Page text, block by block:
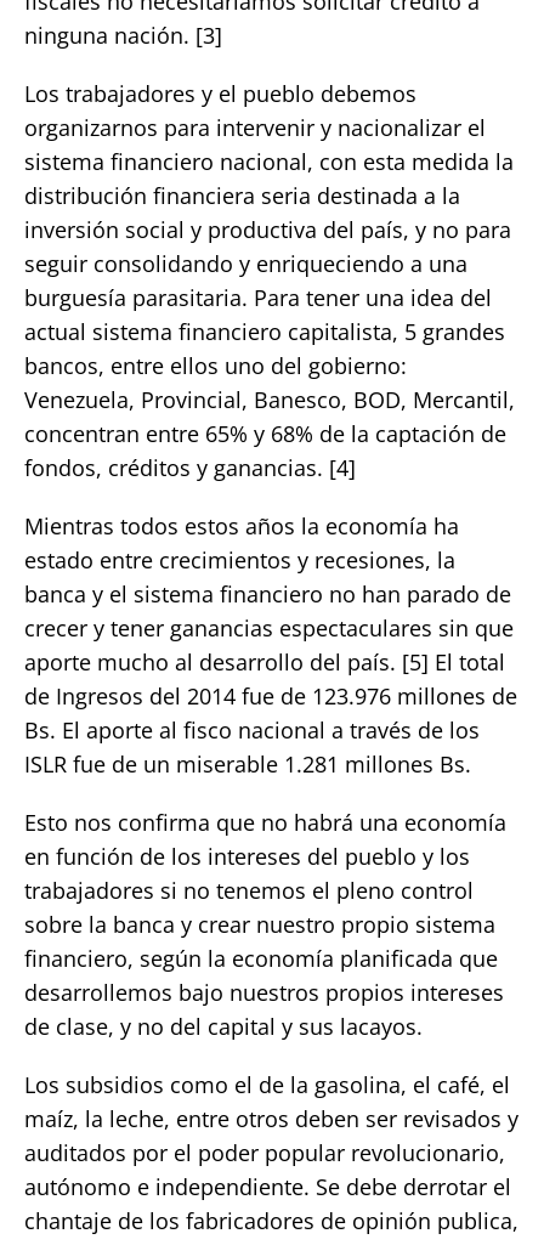
ninguna nación. [3]
Los trabajadores y el pueblo debemos
organizarnos para intervenir y nacionalizar el
sistema financiero nacional, con esta medida la
distribución financiera seria destinada a la
inversión social y productiva del país, y no para
seguir consolidando y enriqueciendo a una
burguesía parasitaria. Para tener una idea del
actual sistema financiero capitalista, 5 grandes
bancos, entre ellos uno del gobierno:
Venezuela, Provincial, Banesco, BOD, Mercantil,
concentran entre 65% y 68% de la captación de
fondos, créditos y ganancias. [4]
Mientras todos estos años la economía ha
estado entre crecimientos y recesiones, la
banca y el sistema financiero no han parado de
crecer y tener ganancias espectaculares sin que
aporte mucho al desarrollo del país. [5] El total
de Ingresos del 2014 fue de 123.976 millones de
Bs. El aporte al fisco nacional a través de los
ISLR fue de un miserable 1.281 millones Bs.
Esto nos confirma que no habrá una economía
en función de los intereses del pueblo y los
trabajadores si no tenemos el pleno control
sobre la banca y crear nuestro propio sistema
financiero, según la economía planificada que
desarrollemos bajo nuestros propios intereses
de clase, y no del capital y sus lacayos.
Los subsidios como el de la gasolina, el café, el
maíz, la leche, entre otros deben ser revisados y
auditados por el poder popular revolucionario,
autónomo e independiente. Se debe derrotar el
chantaje de los fabricadores de opinión publica,